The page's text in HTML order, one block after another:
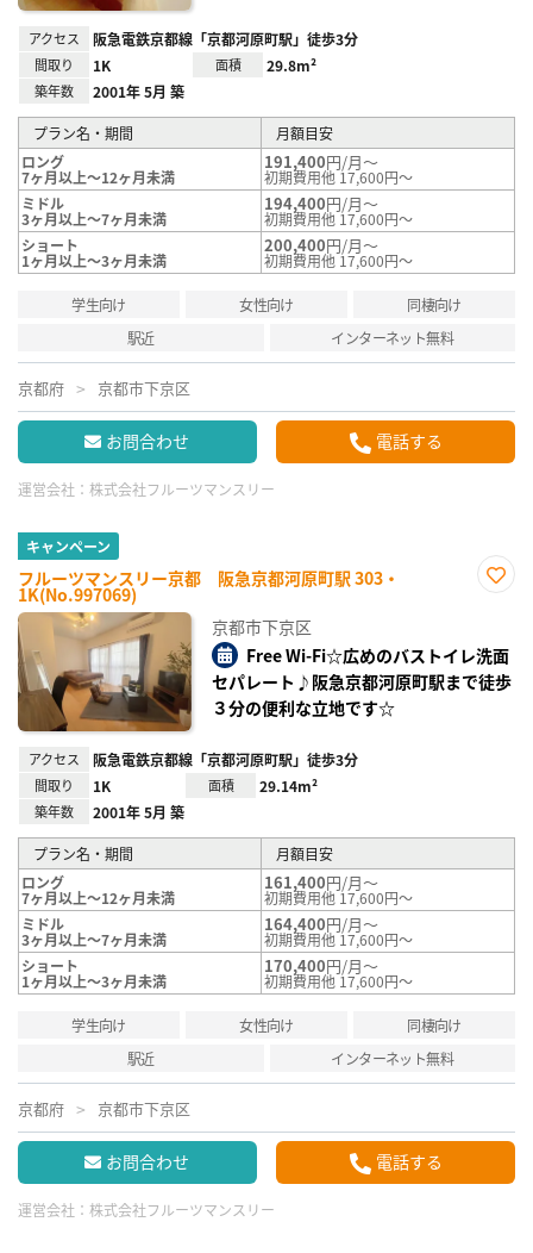
アクセス 阪急電鉄京都線「京都河原町駅」徒歩3分
間取り 1K 面積 29.8m²
築年数 2001年 5月 築
プラン名・期間
月額目安
ロング
7ヶ月以上～12ヶ月未満
191,400円/月～
初期費用他 17,600円～
ミドル
3ヶ月以上～7ヶ月未満
194,400円/月～
初期費用他 17,600円～
ショート
1ヶ月以上～3ヶ月未満
200,400円/月～
初期費用他 17,600円～
学生向け 女性向け
同棲向け
駅近
インターネット無料
京都府 京都市下京区
お問合わせ 電話する
運営会社： 株式会社フルーツマンスリー
キャンペーン
フルーツマンスリー京都 阪急京都河原町駅 303・
1K(No.997069)
録
京都市下京区
Free Wi-Fi☆広めのバストイレ洗面
セパレート♪阪急京都河原町駅まで徒歩
３分の便利な立地です☆
アクセス 阪急電鉄京都線「京都河原町駅」徒歩3分
間取り 1K 面積 29.14m²
築年数 2001年 5月 築
プラン名・期間
月額目安
ロング
7ヶ月以上～12ヶ月未満
161,400円/月～
初期費用他 17,600円～
ミドル
3ヶ月以上～7ヶ月未満
164,400円/月～
初期費用他 17,600円～
ショート
1ヶ月以上～3ヶ月未満
170,400円/月～
初期費用他 17,600円～
学生向け 女性向け
同棲向け
駅近
インターネット無料
京都府 京都市下京区
お問合わせ 電話する
運営会社： 株式会社フルーツマンスリー